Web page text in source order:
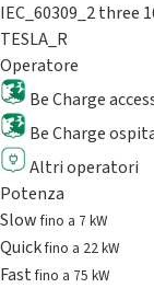
IEC_60309_2 three
TESLA_R
Operatore
Be Charge
Be Charge
Altri operatori
Potenza
Slowfino a 7 kW
Quickfino a 22 kW
Fastfino a 75 kW